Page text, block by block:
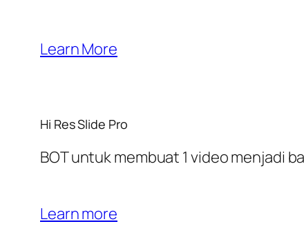
Learn More
Hi Res Slide Pro
BOT untuk membuat 1 video menjadi
Learn more